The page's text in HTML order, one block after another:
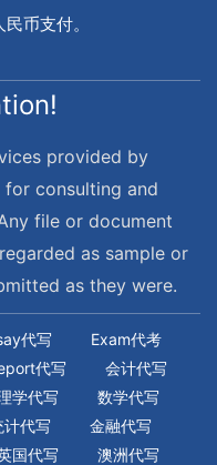
币支付。
provided by
for consulting and
file or document
as sample or
as they were.
代写
Exam代考
代写
会计代写
学代写
数学代写
计代写
金融代写
国代写
澳洲代写